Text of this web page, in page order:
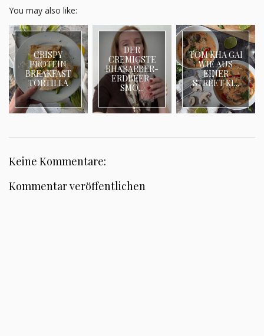
You may also like:
CRISPY
PROTEIN
BREAKFAST
TORTILLA
DER
CREMIGSTE
RHABARBER-
ERDBEER-
SMO...
TOM KHA GAI
WIE AUS
EINER
STREET KI...
Keine Kommentare:
Kommentar veröffentlichen